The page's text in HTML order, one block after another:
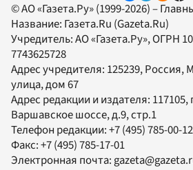
© АО «Газета.Ру» (1999-2026) –
Название: Газета.Ru (Gazeta.Ru)
Учредитель:АО «Газета.Ру», ОГРН
7743625728
Адрес учредителя: 125239, Россия,
улица, дом 67
Адрес редакции и издателя: 117105,
Варшавское шоссе, д.9, стр.1
Телефон редакции:+7 (495) 785-00-12
Факс:+7 (495) 785-17-01
Электронная почта: